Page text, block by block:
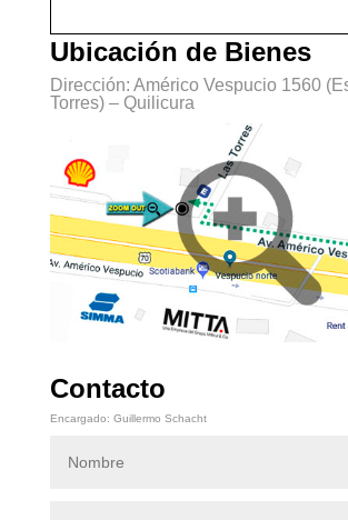
Ubicación de Bienes
Dirección: Américo Vespucio 1560
Torres) – Quilicura
Contacto
Encargado: Guillermo Schacht